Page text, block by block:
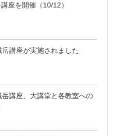
座を開催（10/12）
講座が実施されました
講座、大講堂と各教室への